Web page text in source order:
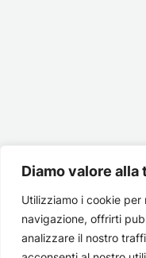
Diamo valore alla
Utilizziamo i cookie
navigazione, offrirti
analizzare il nostro
Copyright © 2026
Salento - P.IVA